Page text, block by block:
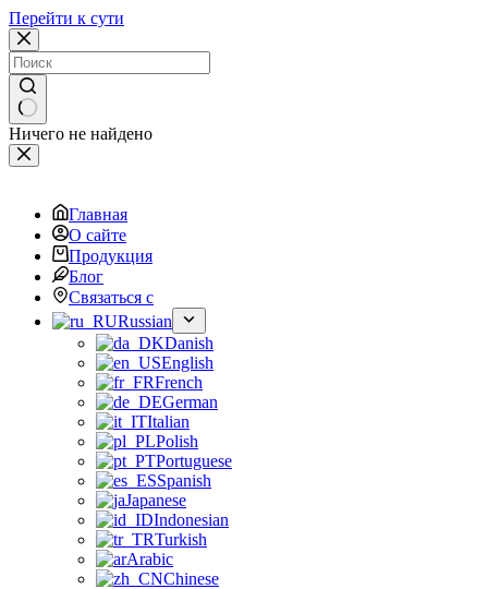
Перейти к сути
Ничего не найдено
Главная
О сайте
Продукция
Блог
Связаться с
Russian
Danish
English
French
German
Italian
Polish
Portuguese
Spanish
Japanese
Indonesian
Turkish
Arabic
Chinese